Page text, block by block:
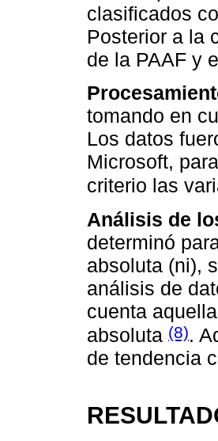
clasificados
Posterior a la
de la PAAF y
tomando en
Los datos
Microsoft,
criterio las
Análisis de
determinó
absoluta (ni),
análisis de
cuenta
absoluta (8).
de tendencia